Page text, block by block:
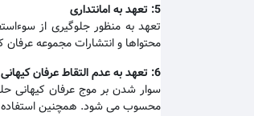
5: تعهد به امانتداری
تعهد به منظور جلوگیری از
محتواها و انتشارات مجموعه
6: تعهد به عدم التقاط عرفان
سوار شدن بر موج عرفان کیهانی
محسوب می شود. همچنین استفاده